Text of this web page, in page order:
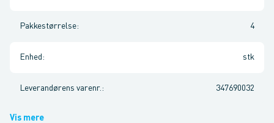
Pakkestørrelse: 4
Enhed : stk
Leverandørens varenr. : 347690032
Vis mere